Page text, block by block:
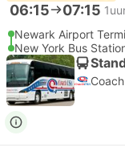
06:15 07:15
Newark Airport
New York Bus